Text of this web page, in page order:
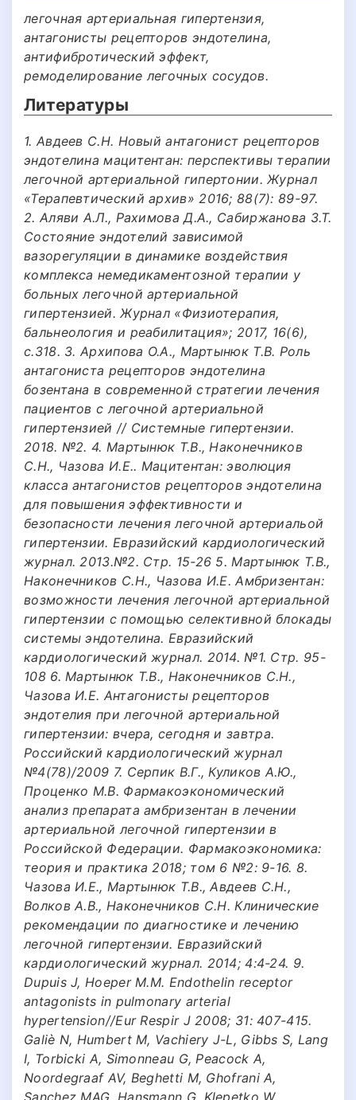
легочная артериальная гипертензия,
антагонисты рецепторов эндотелина,
антифибротический эффект,
ремоделирование легочных сосудов.
Литературы
1. Авдеев С.Н. Новый антагонист рецепторов
эндотелина мацитентан: перспективы терапии
легочной артериальной гипертонии. Журнал
«Терапевтический архив» 2016; 88(7): 89-97.
2. Аляви А.Л., Рахимова Д.А., Сабиржанова З.Т.
Состояние эндотелий зависимой
вазорегуляции в динамике воздействия
комплекса немедикаментозной терапии у
больных легочной артериальной
гипертензией. Журнал «Физиотерапия,
бальнеология и реабилитация»; 2017, 16(6),
c.318. 3. Архипова О.А., Мартынюк Т.В. Роль
антагониста рецепторов эндотелина
бозентана в современной стратегии лечения
пациентов с легочной артериальной
гипертензией // Системные гипертензии.
2018. №2. 4. Мартынюк Т.В., Наконечников
С.Н., Чазова И.Е.. Мацитентан: эволюция
класса антагонистов рецепторов эндотелина
для повышения эффективности и
безопасности лечения легочной артериальой
гипертензии. Евразийский кардиологический
журнал. 2013.№2. Стр. 15-26 5. Мартынюк Т.В.,
Наконечников С.Н., Чазова И.Е. Амбризентан:
возможности лечения легочной артериальной
гипертензии с помощью селективной блокады
системы эндотелина. Евразийский
кардиологический журнал. 2014. №1. Стр. 95-
108 6. Мартынюк Т.В., Наконечников С.Н.,
Чазова И.Е. Антагонисты рецепторов
эндотелия при легочной артериальной
гипертензии: вчера, сегодня и завтра.
Российский кардиологический журнал
№4(78)/2009 7. Серпик В.Г., Куликов А.Ю.,
Проценко М.В. Фармакоэкономический
анализ препарата амбризентан в лечении
артериальной легочной гипертензии в
Российской Федерации. Фармакоэкономика:
теория и практика 2018; том 6 №2: 9-16. 8.
Чазова И.Е., Мартынюк Т.В., Авдеев С.Н.,
Волков А.В., Наконечников С.Н. Клинические
рекомендации по диагностике и лечению
легочной гипертензии. Евразийский
кардиологический журнал. 2014; 4:4-24. 9.
Dupuis J, Hoeper M.M. Endothelin receptor
antagonists in pulmonary arterial
hypertension//Eur Respir J 2008; 31: 407-415.
Galiè N, Humbert M, Vachiery J-L, Gibbs S, Lang
I, Torbicki A, Simonneau G, Peacock A,
Noordegraaf AV, Beghetti M, Ghofrani A,
Sanchez MAG, Hansmann G, Klepetko W,